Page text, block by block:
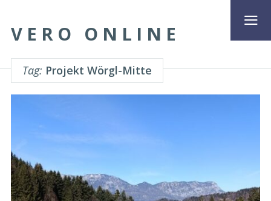
VERO ONLINE
Tag: Projekt Wörgl-Mitte